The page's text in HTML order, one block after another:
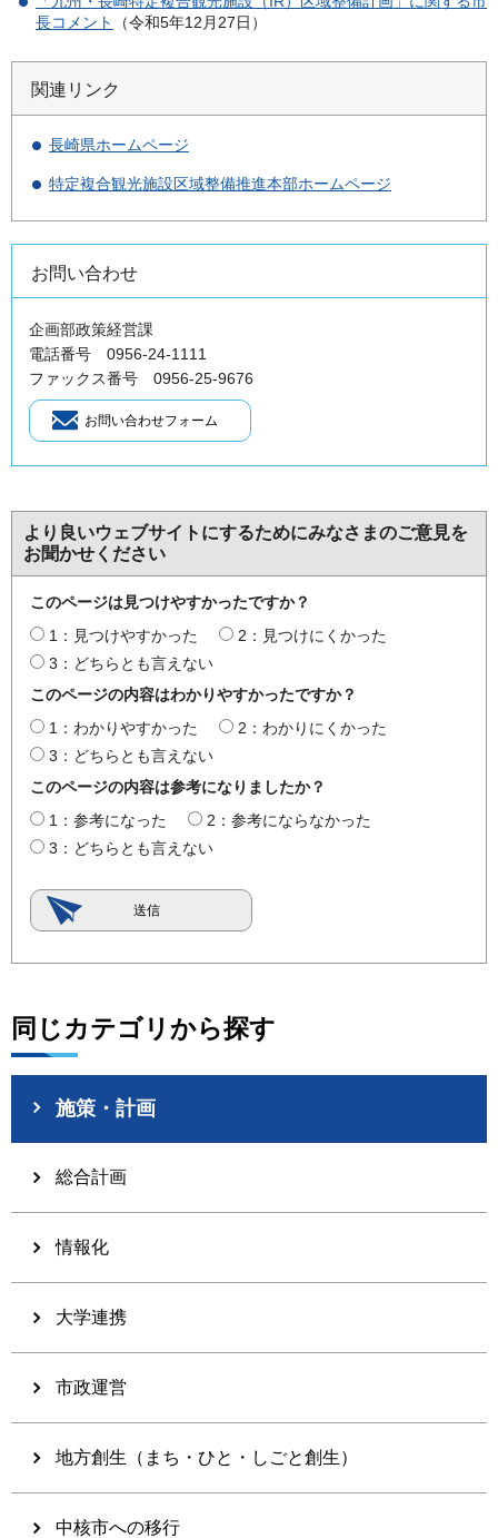
長コメント
（令和5年12月27日）
関連リンク
長崎県ホームページ
特定複合観光施設区域整備推進本部ホームページ
お問い合わせ
企画部政策経営課
電話番号 0956-24-1111
ファックス番号 0956-25-9676
より良いウェブサイトにするためにみなさまのご意見を
お聞かせください
このページは見つけやすかったですか？
1：見つけやすかった
2：見つけにくかった
3：どちらとも言えない
このページの内容はわかりやすかったですか？
1：わかりやすかった
2：わかりにくかった
3：どちらとも言えない
このページの内容は参考になりましたか？
1：参考になった
2：参考にならなかった
3：どちらとも言えない
同じカテゴリから探す
施策・計画
総合計画
情報化
大学連携
市政運営
地方創生（まち・ひと・しごと創生）
中核市への移行